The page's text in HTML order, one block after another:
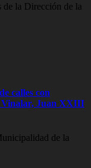
de la Dirección de la
calles con
Vinalar, Juan XXIII
de la